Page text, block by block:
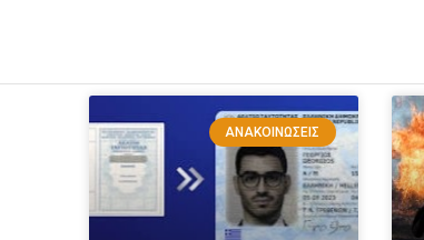
ΑΝΑΚΟΙΝΏΣΕΙΣ